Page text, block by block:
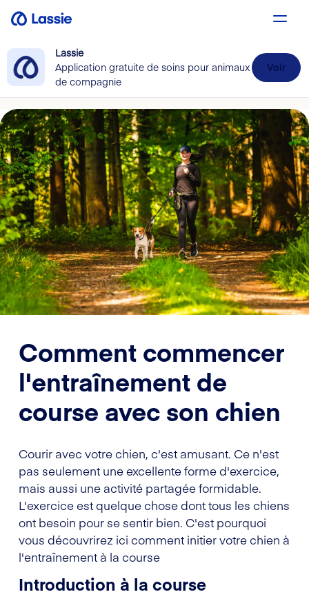
Lassie
Application gratuite de soins pour animaux
de compagnie
Voir
Comment commencer
l'entraînement de
course avec son chien
Courir avec votre chien, c'est amusant. Ce n'est
pas seulement une excellente forme d'exercice,
mais aussi une activité partagée formidable.
L'exercice est quelque chose dont tous les chiens
ont besoin pour se sentir bien. C'est pourquoi
vous découvrirez ici comment initier votre chien à
l'entraînement à la course
Introduction à la course